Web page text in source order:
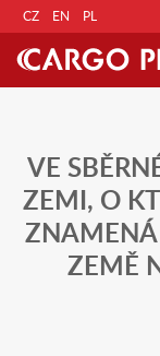
CZ EN PL
VE
ZEMI, O
ZNAMENÁ
ZEMĚ